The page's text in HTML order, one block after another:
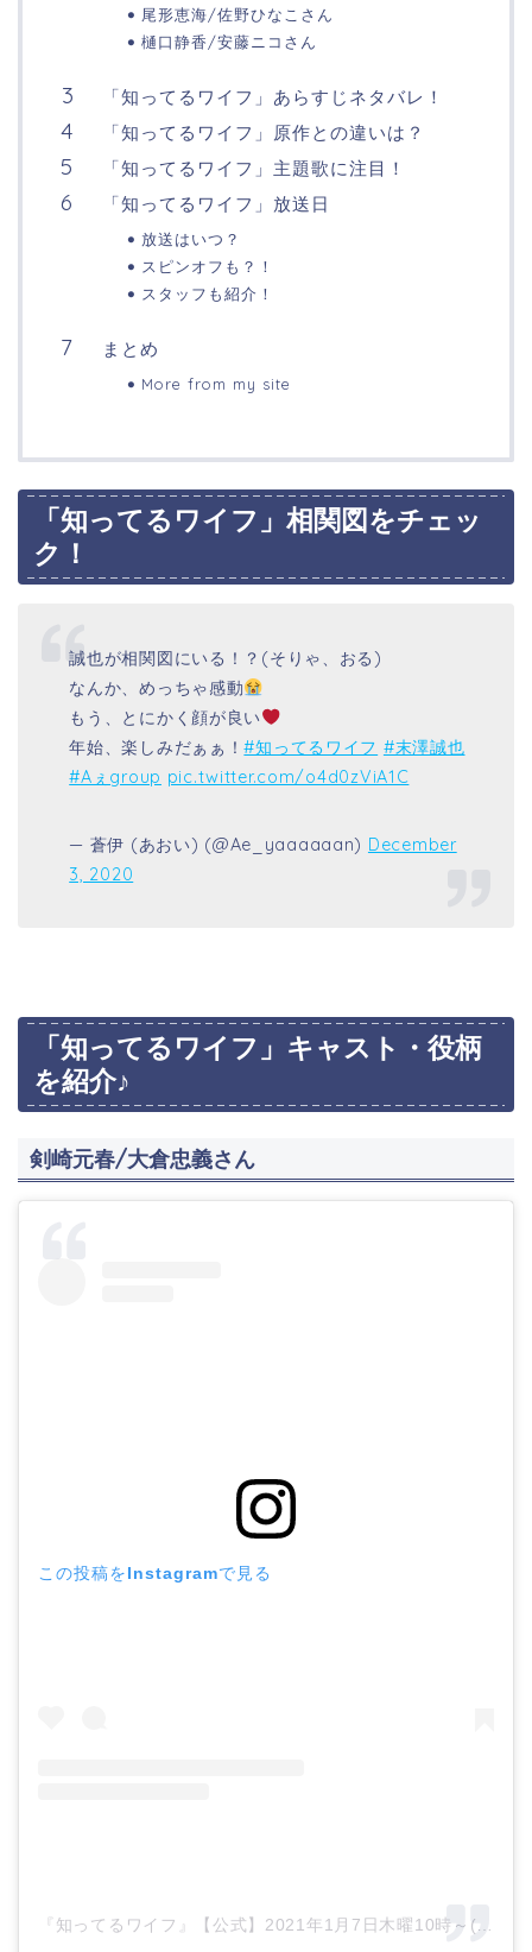
尾形恵海/佐野ひなこさん
樋口静香/安藤ニコさん
「知ってるワイフ」あらすじネタバレ！
「知ってるワイフ」原作との違いは？
「知ってるワイフ」主題歌に注目！
「知ってるワイフ」放送日
放送はいつ？
スピンオフも？！
スタッフも紹介！
まとめ
More from my site
「知ってるワイフ」相関図をチェッ
ク！
誠也が相関図にいる！？(そりゃ、おる)
なんか、めっちゃ感動
もう、とにかく顔が良い
年始、楽しみだぁぁ！#知ってるワイフ #末澤誠也
#Aぇgroup pic.twitter.com/o4d0zViA1C
— 蒼伊 (あおい) (@Ae_yaaaaaan) December
3, 2020
「知ってるワイフ」キャスト・役柄
を紹介♪
剣崎元春/大倉忠義さん
この投稿をInstagramで見る